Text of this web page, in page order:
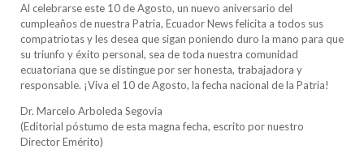
Al celebrarse este 10 de Agosto, un nuevo aniversario del
cumpleaños de nuestra Patria, Ecuador News felicita a todos sus
compatriotas y les desea que sigan poniendo duro la mano para que
su triunfo y éxito personal, sea de toda nuestra comunidad
ecuatoriana que se distingue por ser honesta, trabajadora y
responsable. ¡Viva el 10 de Agosto, la fecha nacional de la Patria!
Dr. Marcelo Arboleda Segovia
(Editorial póstumo de esta magna fecha, escrito por nuestro
Director Emérito)